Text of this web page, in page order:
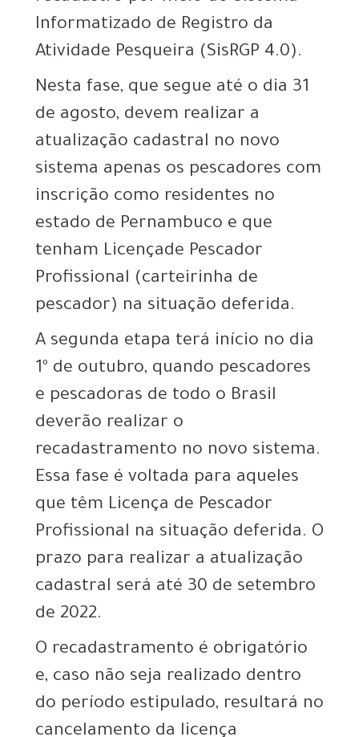
Informatizado de Registro da
Atividade Pesqueira (SisRGP 4.0).
Nesta fase, que segue até o dia 31
de agosto, devem realizar a
atualização cadastral no novo
sistema apenas os pescadores com
inscrição como residentes no
estado de Pernambuco e que
tenham Licençade Pescador
Profissional (carteirinha de
pescador) na situação deferida.
A segunda etapa terá início no dia
1º de outubro, quando pescadores
e pescadoras de todo o Brasil
deverão realizar o
recadastramento no novo sistema.
Essa fase é voltada para aqueles
que têm Licença de Pescador
Profissional na situação deferida. O
prazo para realizar a atualização
cadastral será até 30 de setembro
de 2022.
O recadastramento é obrigatório
e, caso não seja realizado dentro
do período estipulado, resultará no
cancelamento da licença